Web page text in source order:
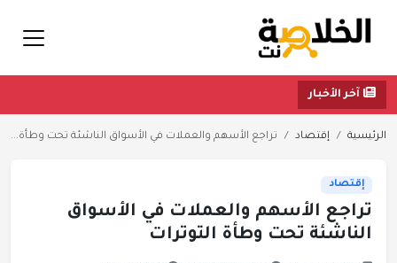
آخر الأخبار
الرئيسية إقتصاد تراجع الأسهم والعملات في الأسواق الناشئة تحت وطأة...
إقتصاد
تراجع الأسهم والعملات في الأسواق
الناشئة تحت وطأة التوترات